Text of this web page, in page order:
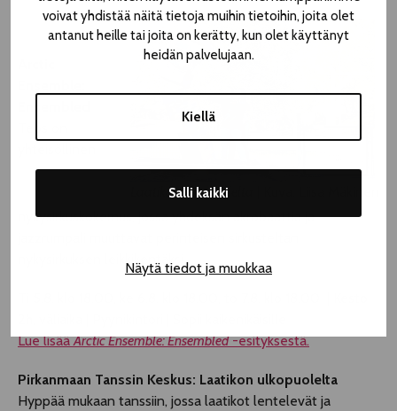
voivat yhdistää näitä tietoja muihin tietoihin, joita olet
antanut heille tai joita on kerätty, kun olet käyttänyt
heidän palvelujaan.
Kiellä
Salli kaikki
Näytä tiedot ja muokkaa
Laatikon ulkopuolelta
nykysirkuskokemus, jossa yhdeksän akrobaattia ja
nykysirkuksen leikkikentäksi.
Lue lisääArctic Ensemble: Ensembled-esityksestä.
Pirkanmaan Tanssin Keskus: Laatikon ulkopuolelta
Hyppää mukaan tanssiin, jossa laatikot lentelevät ja